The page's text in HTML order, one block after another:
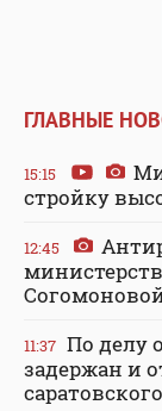
ГЛАВНЫЕ
15:15
стройку
12:45
11:37 По делу
задержан и